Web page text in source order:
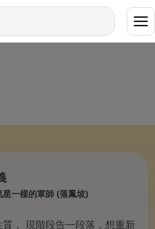
一樣的軍師 (落鳳坡)
， 現階段告一段落，想重新